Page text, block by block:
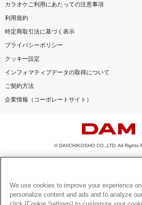
カラオケご利用にあたっての注意事項
利用規約
特定商取引法に基づく表示
プライバシーポリシー
クッキー設定
インフォマティブデータの取得について
ご契約方法
企業情報（コーポレートサイト）
© DAIICHIKOSHO CO.,LTD. All Rights
このサイトに掲載されている一切の文章・画像・写真・
を問わず、著作権法の定める範囲を超えて無断で複製、
とを禁じます。
楽曲及びコンテンツは、機種によりご利用いただけない
We use cookies to improve your experience
personalize content and ads and to analyze